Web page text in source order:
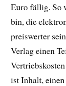
Euro fällig. So
bin, die
preiswerter
Verlag einen
ist Inhalt,